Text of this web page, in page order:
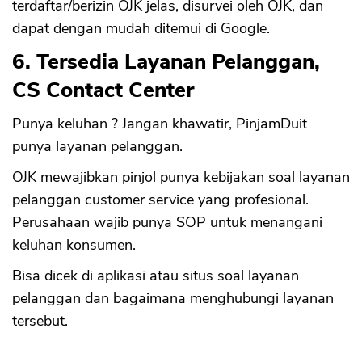
terdaftar/berizin OJK jelas, disurvei oleh OJK, dan
dapat dengan mudah ditemui di Google.
6. Tersedia Layanan Pelanggan,
CS Contact Center
Punya keluhan ? Jangan khawatir, PinjamDuit
punya layanan pelanggan.
OJK mewajibkan pinjol punya kebijakan soal layanan
pelanggan customer service yang profesional.
Perusahaan wajib punya SOP untuk menangani
keluhan konsumen.
Bisa dicek di aplikasi atau situs soal layanan
pelanggan dan bagaimana menghubungi layanan
tersebut.